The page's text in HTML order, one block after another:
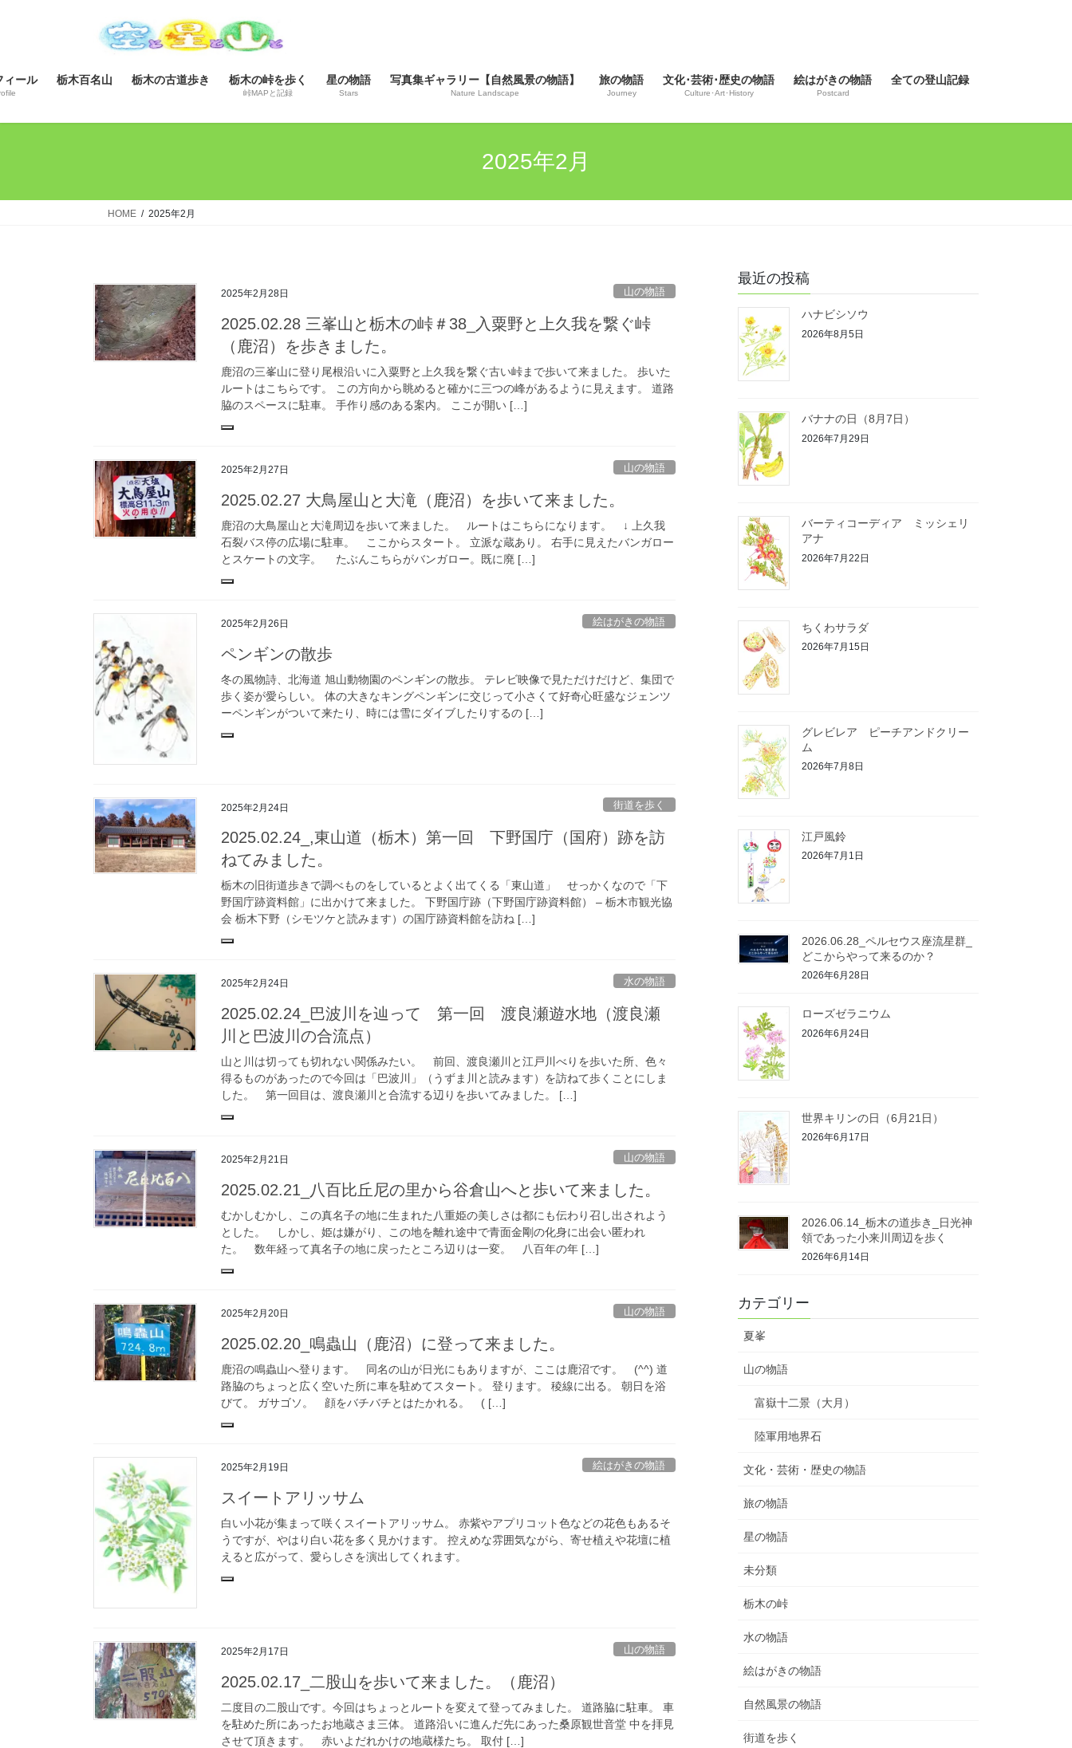
ツ
ス
シ
ン
ィール 栃木百名山 栃木の古道歩き 栃木の峠を歩く
峠MAPと記録
星の物語
Stars
写真集ギャラリー【自然風景の物語】
Nature Landscape
旅の物語
Journey
文化･芸術･歴史の物語
Culture･Art･History
絵はがきの物語
Postcard
全ての登山記録
2025年2月
HOME 2025年2月
2025年2月28日 山の物語
2025.02.28 三峯山と栃木の峠＃38_入粟野と上久我を繋ぐ峠
（鹿沼）を歩きました。
鹿沼の三峯山に登り尾根沿いに入粟野と上久我を繋ぐ古い峠まで歩いて来ました。 歩いた
ルートはこちらです。 この方向から眺めると確かに三つの峰があるように見えます。 道路
脇のスペースに駐車。 手作り感のある案内。 ここが開い […]
2025年2月27日 山の物語
2025.02.27 大鳥屋山と大滝（鹿沼）を歩いて来ました。
鹿沼の大鳥屋山と大滝周辺を歩いて来ました。 ルートはこちらになります。 ↓ 上久我
石裂バス停の広場に駐車。 ここからスタート。 立派な蔵あり。 右手に見えたバンガロー
とスケートの文字。 たぶんこちらがバンガロー。既に廃 […]
2025年2月26日 絵はがきの物語
ペンギンの散歩
冬の風物詩、北海道 旭山動物園のペンギンの散歩。 テレビ映像で見ただけだけど、集団で
歩く姿が愛らしい。 体の大きなキングペンギンに交じって小さくて好奇心旺盛なジェンツ
ーペンギンがついて来たり、時には雪にダイブしたりするの […]
2025年2月24日 街道を歩く
2025.02.24_,東山道（栃木）第一回 下野国庁（国府）跡を訪
ねてみました。
栃木の旧街道歩きで調べものをしているとよく出てくる「東山道」 せっかくなので「下
野国庁跡資料館」に出かけて来ました。 下野国庁跡（下野国庁跡資料館） – 栃木市観光協
会 栃木下野（シモツケと読みます）の国庁跡資料館を訪ね […]
2025年2月24日 水の物語
2025.02.24_巴波川を辿って 第一回 渡良瀬遊水地（渡良瀬
川と巴波川の合流点）
山と川は切っても切れない関係みたい。 前回、渡良瀬川と江戸川べりを歩いた所、色々
得るものがあったので今回は「巴波川」（うずま川と読みます）を訪ねて歩くことにしま
した。 第一回目は、渡良瀬川と合流する辺りを歩いてみました。 […]
2025年2月21日 山の物語
2025.02.21_八百比丘尼の里から谷倉山へと歩いて来ました。
むかしむかし、この真名子の地に生まれた八重姫の美しさは都にも伝わり召し出されよう
とした。 しかし、姫は嫌がり、この地を離れ途中で青面金剛の化身に出会い匿われ
た。 数年経って真名子の地に戻ったところ辺りは一変。 八百年の年 […]
2025年2月20日 山の物語
2025.02.20_鳴蟲山（鹿沼）に登って来ました。
鹿沼の鳴蟲山へ登ります。 同名の山が日光にもありますが、ここは鹿沼です。 (^^) 道
路脇のちょっと広く空いた所に車を駐めてスタート。 登ります。 稜線に出る。 朝日を浴
びて。 ガサゴソ。 顔をバチバチとはたかれる。 ( […]
2025年2月19日 絵はがきの物語
スイートアリッサム
白い小花が集まって咲くスイートアリッサム。 赤紫やアプリコット色などの花色もあるそ
うですが、やはり白い花を多く見かけます。 控えめな雰囲気ながら、寄せ植えや花壇に植
えると広がって、愛らしさを演出してくれます。
2025年2月17日 山の物語
2025.02.17_二股山を歩いて来ました。（鹿沼）
二度目の二股山です。今回はちょっとルートを変えて登ってみました。 道路脇に駐車。 車
を駐めた所にあったお地蔵さま三体。 道路沿いに進んだ先にあった桑原観世音堂 中を拝見
させて頂きます。 赤いよだれかけの地蔵様たち。 取付 […]
最近の投稿
ハナビシソウ
2026年8月5日
バナナの日（8月7日）
2026年7月29日
バーティコーディア ミッシェリ
アナ
2026年7月22日
ちくわサラダ
2026年7月15日
グレビレア ピーチアンドクリー
ム
2026年7月8日
江戸風鈴
2026年7月1日
2026.06.28_ペルセウス座流星群_
どこからやって来るのか？
2026年6月28日
ローズゼラニウム
2026年6月24日
世界キリンの日（6月21日）
2026年6月17日
2026.06.14_栃木の道歩き_日光神
領であった小来川周辺を歩く
2026年6月14日
カテゴリー
夏峯
山の物語
富嶽十二景（大月）
陸軍用地界石
文化・芸術・歴史の物語
旅の物語
星の物語
未分類
栃木の峠
水の物語
絵はがきの物語
自然風景の物語
街道を歩く